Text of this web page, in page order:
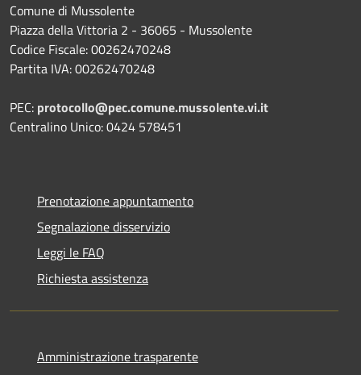
Comune di Mussolente
Piazza della Vittoria 2 - 36065 - Mussolente
Codice Fiscale: 00262470248
Partita IVA: 00262470248
PEC: protocollo@pec.comune.mussolente.vi.it
Centralino Unico: 0424 578451
Prenotazione appuntamento
Segnalazione disservizio
Leggi le FAQ
Richiesta assistenza
Amministrazione trasparente